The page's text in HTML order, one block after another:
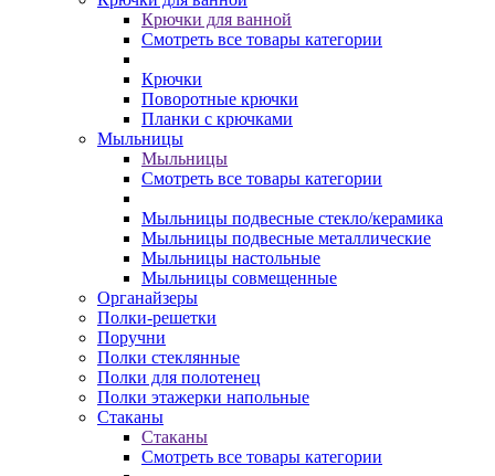
Крючки для ванной
Смотреть все товары категории
Крючки
Поворотные крючки
Планки с крючками
Мыльницы
Мыльницы
Смотреть все товары категории
Мыльницы подвесные стекло/керамика
Мыльницы подвесные металлические
Мыльницы настольные
Мыльницы совмещенные
Органайзеры
Полки-решетки
Поручни
Полки стеклянные
Полки для полотенец
Полки этажерки напольные
Стаканы
Стаканы
Смотреть все товары категории